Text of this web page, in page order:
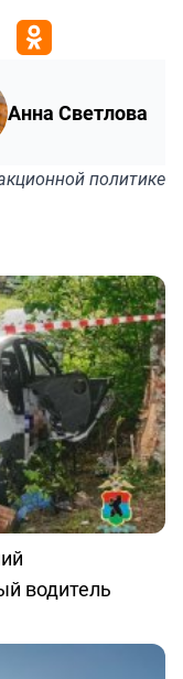
Анна Светлова
политике
водитель